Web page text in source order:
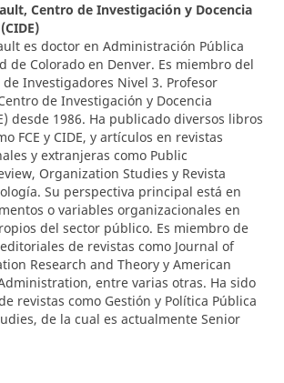
Centro de Investigación y Docencia
es doctor en Administración Pública
de Colorado en Denver. Es miembro del
Investigadores Nivel 3. Profesor
de Investigación y Docencia
desde 1986. Ha publicado diversos libros
FCE y CIDE, y artículos en revistas
y extranjeras como Public
Organization Studies y Revista
Su perspectiva principal está en
o variables organizacionales en
del sector público. Es miembro de
de revistas como Journal of
Research and Theory y American
entre varias otras. Ha sido
revistas como Gestión y Política Pública
de la cual es actualmente Senior